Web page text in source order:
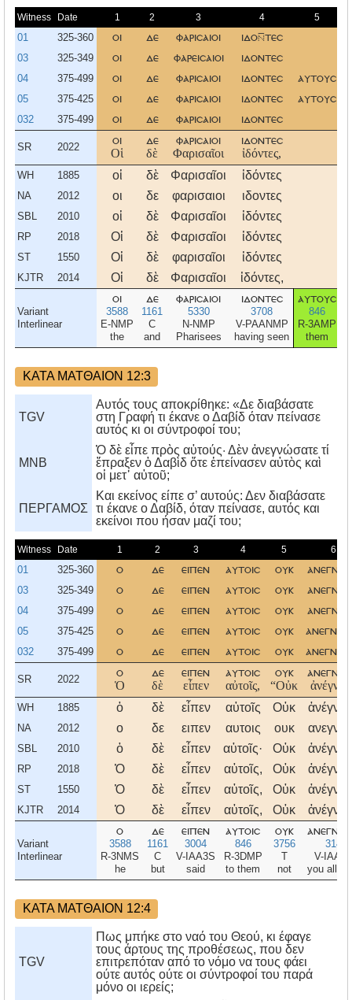
Witness Date 1 2 3 4 5
01 325-360 οι δε φαρισαιοι ιδοτεσ
03 325-349 οι δε φαρεισαιοι ιδοντεσ
04 375-499 οι δε φαρισαιοι ιδοντεσ αυτουσ
05 375-425 οι δε φαρισαιοι ιδοντεσ αυτουσ
032 375-499 οι δε φαρισαιοι ιδοντεσ
SR 2022
οι
Οἱ
δε
δὲ
φαρισαιοι
Φαρισαῖοι
ιδοντεσ
ἰδόντες,
WH 1885 οἱ δὲ Φαρισαῖοι ἰδόντες
NA 2012 οι δε φαρισαιοι ιδοντες
SBL 2010 οἱ δὲ Φαρισαῖοι ἰδόντες
RP 2018 Οἱ δὲ Φαρισαῖοι ἰδόντες
ST 1550 Οἱ δὲ φαρισαῖοι ἰδόντες
KJTR 2014 Οἱ δὲ Φαρισαῖοι ἰδόντες,
Variant
Interlinear
οι
3588
E-NMP
the
δε
1161
C
and
φαρισαιοι
5330
N-NMP
Pharisees
ιδοντεσ
3708
V-PAANMP
having seen
αυτουσ
846
R-3AMP
them
ΚΑΤΑ ΜΑΤΘΑΙΟΝ 12:3
TGV
Αυτός τους αποκρίθηκε: «Δε διαβάσατε
στη Γραφή τι έκανε ο Δαβίδ όταν πείνασε
αυτός κι οι σύντροφοί του;
MNB
Ὁ δὲ εἶπε πρὸς αὐτούς· Δὲν ἀνεγνώσατε τί
ἔπραξεν ὁ Δαβὶδ ὅτε ἐπείνασεν αὐτὸς καὶ
οἱ μετ᾿ αὐτοῦ;
ΠΕΡΓΑΜΟΣ
Kαι εκείνος είπε σ’ αυτούς: Δεν διαβάσατε
τι έκανε ο Δαβίδ, όταν πείνασε, αυτός και
εκείνοι που ήσαν μαζί του;
Witness Date 1 2 3 4 5 6
01 325-360 ο δε ειπεν αυτοισ ουκ
03 325-349 ο δε ειπεν αυτοισ ουκ
04 375-499 ο δε ειπεν αυτοισ ουκ
05 375-425 ο δε ειπεν αυτοισ ουκ
032 375-499 ο δε ειπεν αυτοισ ουκ
SR 2022
ο
Ὁ
δε
δὲ
ειπεν
εἶπεν
αυτοισ
αὐτοῖς,
ουκ
“Οὐκ
WH 1885 ὁ δὲ εἶπεν αὐτοῖς Οὐκ
NA 2012 ο δε ειπεν αυτοις ουκ
SBL 2010 ὁ δὲ εἶπεν αὐτοῖς· Οὐκ
RP 2018 Ὁ δὲ εἶπεν αὐτοῖς, Οὐκ
ST 1550 Ὁ δὲ εἶπεν αὐτοῖς, Οὐκ
KJTR 2014 Ὁ δὲ εἶπεν αὐτοῖς, Οὐκ
Variant
Interlinear
ο
3588
R-3NMS
he
δε
1161
C
but
ειπεν
3004
V-IAA3S
said
αυτοισ
846
R-3DMP
to them
ουκ
3756
T
not
314
V-
you all
ΚΑΤΑ ΜΑΤΘΑΙΟΝ 12:4
TGV
Πως μπήκε στο ναό του Θεού, κι έφαγε
τους άρτους της προθέσεως, που δεν
επιτρεπόταν από το νόμο να τους φάει
ούτε αυτός ούτε οι σύντροφοί του παρά
μόνο οι ιερείς;